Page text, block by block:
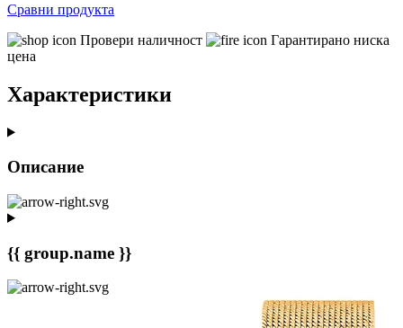
Сравни продукта
Провери наличност
Гарантирано ниска
цена
Характеристики
Описание
{{ group.name }}